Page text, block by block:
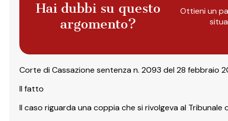
Hai dubbi su questo
argomento?
Ottieni un
Corte di Cassazione sentenza n. 2093 del 28 febbraio
Il fatto
Il caso riguarda una coppia che si rivolgeva al